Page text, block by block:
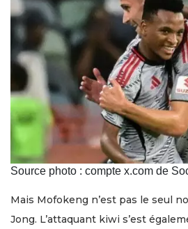
Source photo : compte x.com de
Mais Mofokeng n’est pas le seul
Jong. L’attaquant kiwi s’est